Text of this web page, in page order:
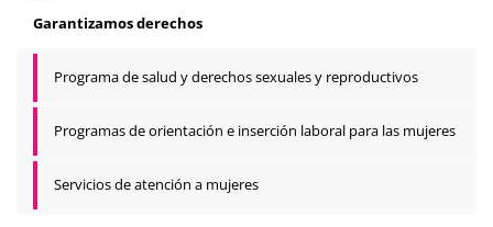
Garantizamos derechos
Programa de salud y derechos sexuales y reproductivos
Programas de orientación e inserción laboral para las mujeres
Servicios de atención a mujeres